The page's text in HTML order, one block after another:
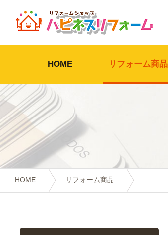
HOME リフォーム商品
HOME リフォーム商品